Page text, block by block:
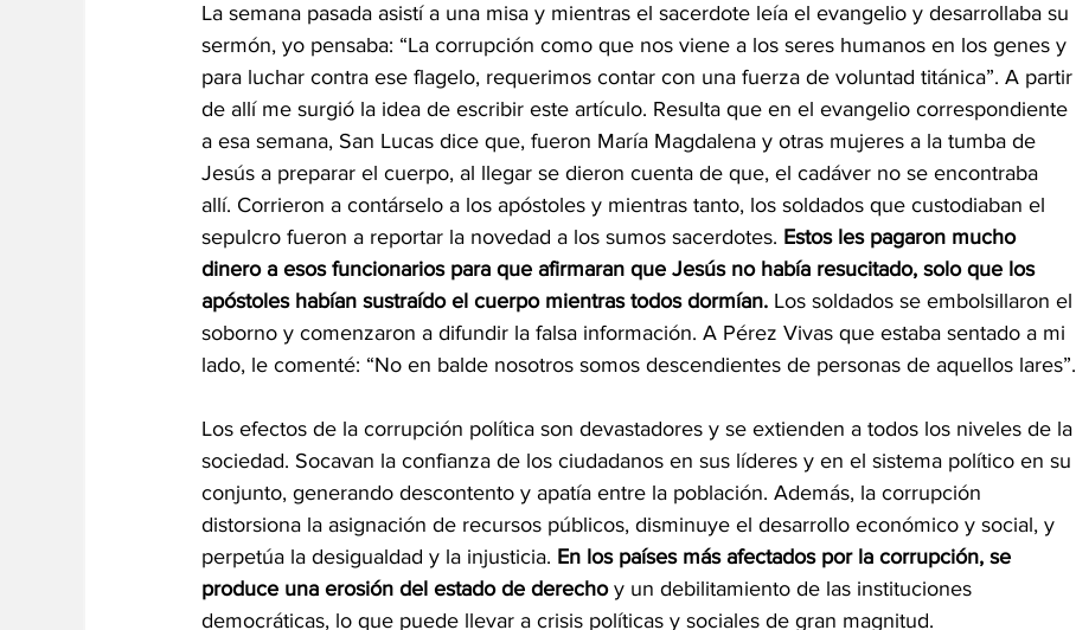
La semana pasada asistí a una misa y mientras el sacerdote leía el evangelio y desarrollaba su
sermón, yo pensaba: “La corrupción como que nos viene a los seres humanos en los genes y
para luchar contra ese flagelo, requerimos contar con una fuerza de voluntad titánica”. A partir
de allí me surgió la idea de escribir este artículo. Resulta que en el evangelio correspondiente
a esa semana, San Lucas dice que, fueron María Magdalena y otras mujeres a la tumba de
Jesús a preparar el cuerpo, al llegar se dieron cuenta de que, el cadáver no se encontraba
allí. Corrieron a contárselo a los apóstoles y mientras tanto, los soldados que custodiaban el
sepulcro fueron a reportar la novedad a los sumos sacerdotes. Estos les pagaron mucho
dinero a esos funcionarios para que afirmaran que Jesús no había resucitado, solo que los
apóstoles habían sustraído el cuerpo mientras todos dormían. Los soldados se embolsillaron el
soborno y comenzaron a difundir la falsa información. A Pérez Vivas que estaba sentado a mi
lado, le comenté: “No en balde nosotros somos descendientes de personas de aquellos lares”.
Los efectos de la corrupción política son devastadores y se extienden a todos los niveles de la
sociedad. Socavan la confianza de los ciudadanos en sus líderes y en el sistema político en su
conjunto, generando descontento y apatía entre la población. Además, la corrupción
distorsiona la asignación de recursos públicos, disminuye el desarrollo económico y social, y
perpetúa la desigualdad y la injusticia. En los países más afectados por la corrupción, se
produce una erosión del estado de derecho y un debilitamiento de las instituciones
democráticas, lo que puede llevar a crisis políticas y sociales de gran magnitud.